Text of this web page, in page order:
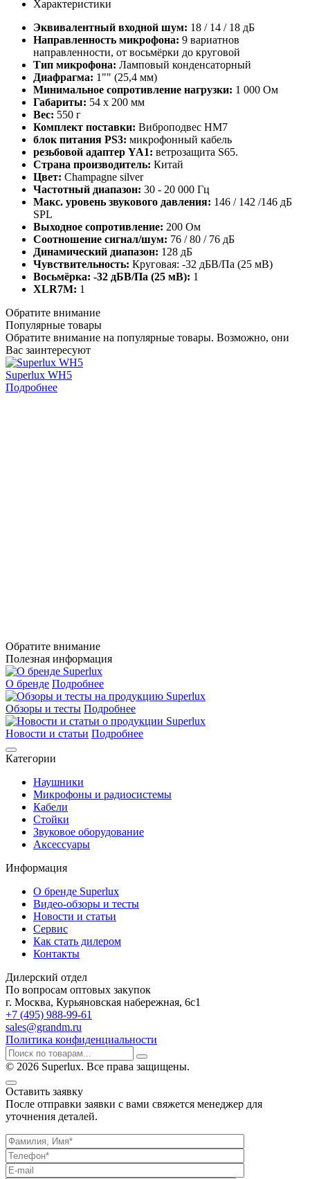
Характеристики
Эквивалентный входной шум: 18 / 14 / 18 дБ
Направленность микрофона: 9 вариатнов
направленности, от восьмёрки до круговой
Тип микрофона: Ламповый конденсаторный
Диафрагма: 1"" (25,4 мм)
Минимальное сопротивление нагрузки: 1 000 Ом
Габариты: 54 x 200 мм
Вес: 550 г
Комплект поставки: Виброподвес HM7
блок питания PS3: микрофонный кабель
резьбовой адаптер YA1: ветрозащита S65.
Страна производитель: Китай
Цвет: Champаgne silver
Частотный диапазон: 30 - 20 000 Гц
Макc. уровень звукового давления: 146 / 142 /146 дБ
SPL
Выходное сопротивление: 200 Ом
Соотношение сигнал/шум: 76 / 80 / 76 дБ
Динамический диапазон: 128 дБ
Чувствительность: Круговая: -32 дБВ/Па (25 мВ)
Восьмёрка: -32 дБВ/Па (25 мВ): 1
XLR7M: 1
Обратите внимание
Популярные товары
Обратите внимание на популярные товары. Возможно, они
Вас заинтересуют
Superlux WH5
Подробнее
Обратите внимание
Полезная информация
О бренде Подробнее
Обзоры и тесты Подробнее
Новости и статьи Подробнее
Категории
Наушники
Микрофоны и радиосистемы
Кабели
Стойки
Звуковое оборудование
Аксессуары
Информация
О бренде Superlux
Видео-обзоры и тесты
Новости и статьи
Сервис
Как стать дилером
Контакты
Дилерский отдел
По вопросам оптовых закупок
г. Москва, Курьяновская набережная, 6с1
+7 (495) 988-99-61
sales@grandm.ru
Политика конфиденциальности
© 2026 Superlux. Все права защищены.
Оставить заявку
После отправки заявки с вами свяжется менеджер для
уточнения деталей.